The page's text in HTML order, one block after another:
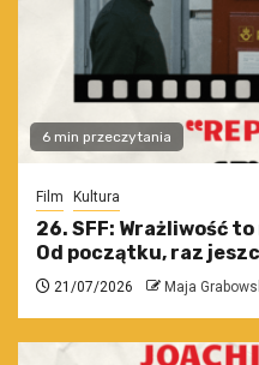
6 min przeczytania
Film Kultura
26. SFF: Wrażliwość
Od początku, raz
21/07/2026 Maja